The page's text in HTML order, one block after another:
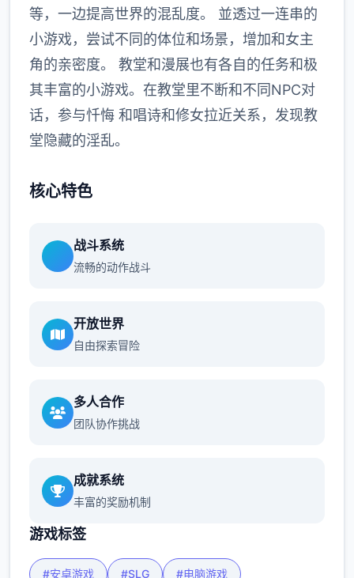
等，一边提高世界的混乱度。 並透过一连串的
小游戏，尝试不同的体位和场景，增加和女主
角的亲密度。 教堂和漫展也有各自的任务和极
其丰富的小游戏。在教堂里不断和不同NPC对
话，参与忏悔 和唱诗和修女拉近关系，发现教
堂隐藏的淫乱。
核心特色
战斗系统
流畅的动作战斗
开放世界
自由探索冒险
多人合作
团队协作挑战
成就系统
丰富的奖励机制
游戏标签
#安卓游戏 #SLG #电脑游戏